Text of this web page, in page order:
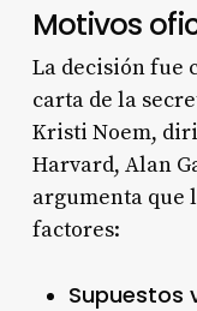
Motivos
La decisión fue
carta de la
Kristi Noem,
Harvard, Alan
argumenta que
factores:
Supuestos